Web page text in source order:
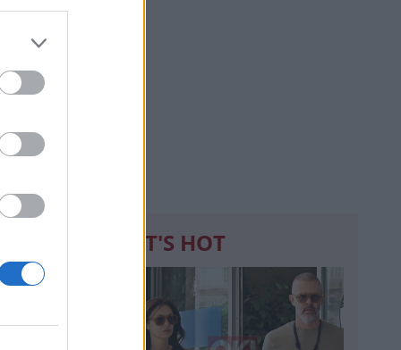
WHAT'S HOT